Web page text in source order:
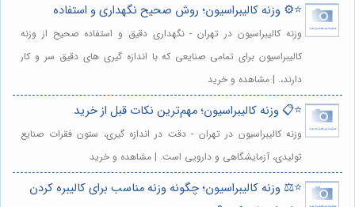
⭐️⚙️ وزنه کالیبراسیون؛ روش صحیح نگهداری و استفاده
وزنه کالیبراسیون در تهران - نگهداری دقیق و استفاده صحیح از وزنه
کالیبراسیون برای تمامی صنایعی که با اندازه گیری های دقیق سر و کار
دارند،. | مشاهده و خرید
⭐️📋 وزنه کالیبراسیون؛ مهم‌ترین نکات قبل از خرید
وزنه کالیبراسیون در تهران - دقت در اندازه گیری، ستون فقرات صنایع
تولیدی، آزمایشگاهی و دارویی است. | مشاهده و خرید
⭐️⚖️ وزنه کالیبراسیون؛ چگونه وزنه مناسب برای کالیبره کردن